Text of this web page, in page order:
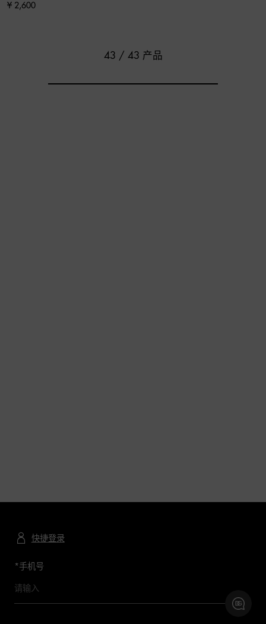
¥ 2,600
43 / 43 产品
快捷登录
*手机号